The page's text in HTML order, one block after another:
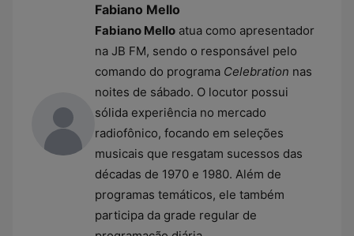
Fabiano Mello
Fabiano Mello atua como apresentador
na JB FM, sendo o responsável pelo
comando do programa Celebration nas
noites de sábado. O locutor possui
sólida experiência no mercado
radiofônico, focando em seleções
musicais que resgatam sucessos das
décadas de 1970 e 1980. Além de
programas temáticos, ele também
participa da grade regular de